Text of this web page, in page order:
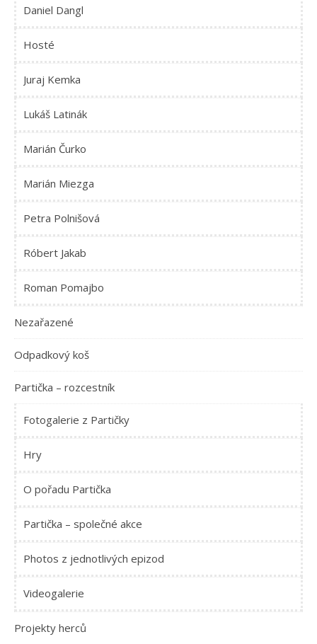
Daniel Dangl
Hosté
Juraj Kemka
Lukáš Latinák
Marián Čurko
Marián Miezga
Petra Polnišová
Róbert Jakab
Roman Pomajbo
Nezařazené
Odpadkový koš
Partička – rozcestník
Fotogalerie z Partičky
Hry
O pořadu Partička
Partička – společné akce
Photos z jednotlivých epizod
Videogalerie
Projekty herců